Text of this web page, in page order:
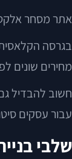
אתר מסחר
בגרסה הקלאסית
מחירים שונים
חשוב להבדיל
עבור עסקים
שלבי